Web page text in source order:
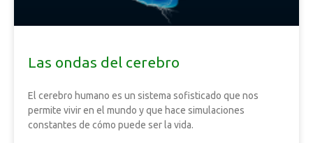
Las ondas del cerebro
El cerebro humano es un sistema sofisticado que nos
permite vivir en el mundo y que hace simulaciones
constantes de cómo puede ser la vida.